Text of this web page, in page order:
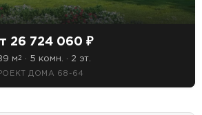
26 724 060 ₽
м2 · 5 комн. · 2 эт.
ДОМА 68-64